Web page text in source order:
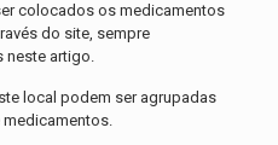
colocados os medicamentos
do site, sempre
neste artigo.
local podem ser agrupadas